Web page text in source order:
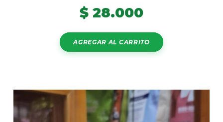
$ 28.000
AGREGAR AL CARRITO